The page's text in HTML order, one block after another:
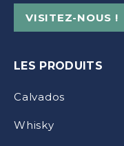
VISITEZ-NOUS !
LES PRODUITS
Calvados
Whisky